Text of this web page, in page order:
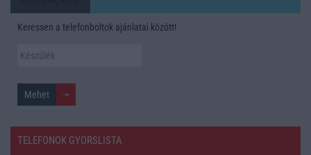
Keressen a telefonboltok ajánlatai között!
TELEFONOK GYORSLISTA